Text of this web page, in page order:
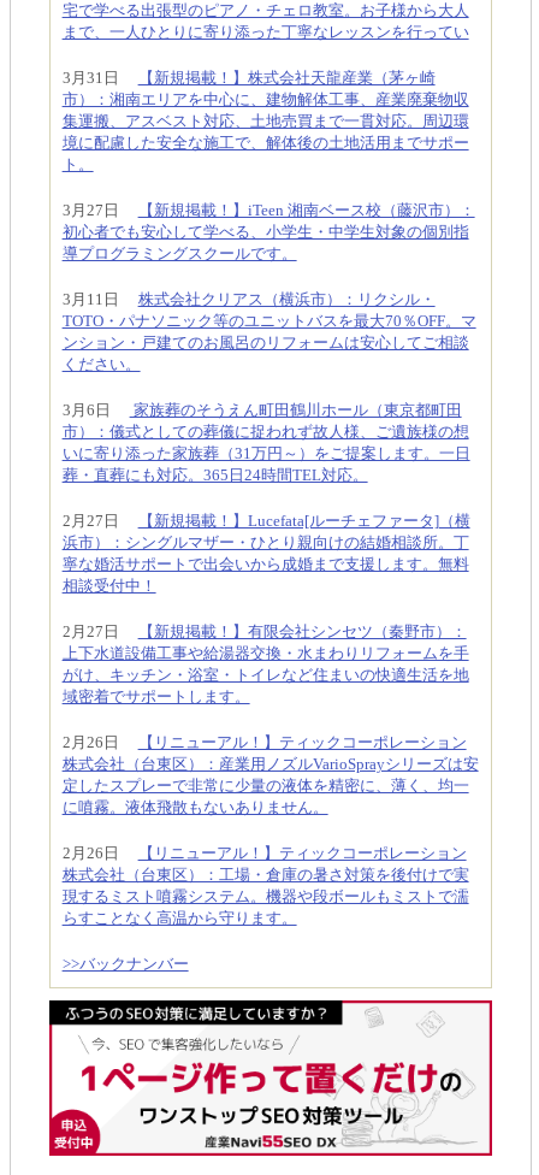
宅で学べる出張型のピアノ・チェロ教室。お子様から大人
まで、一人ひとりに寄り添った丁寧なレッスンを行ってい
3月31日
【新規掲載！】株式会社天龍産業（茅ヶ崎
市）：湘南エリアを中心に、建物解体工事、産業廃棄物収
集運搬、アスベスト対応、土地売買まで一貫対応。周辺環
境に配慮した安全な施工で、解体後の土地活用までサポー
ト。
3月27日
【新規掲載！】iTeen 湘南ベース校（藤沢市）：
初心者でも安心して学べる、小学生・中学生対象の個別指
導プログラミングスクールです。
3月11日 株式会社クリアス（横浜市）：リクシル・
TOTO・パナソニック等のユニットバスを最大70％OFF。マ
ンション・戸建てのお風呂のリフォームは安心してご相談
ください。
3月6日
家族葬のそうえん町田鶴川ホール（東京都町田
市）：儀式としての葬儀に捉われず故人様、ご遺族様の想
いに寄り添った家族葬（31万円～）をご提案します。一日
葬・直葬にも対応。365日24時間TEL対応。
2月27日
【新規掲載！】Lucefata[ルーチェファータ]（横
浜市）：シングルマザー・ひとり親向けの結婚相談所。丁
寧な婚活サポートで出会いから成婚まで支援します。無料
相談受付中！
2月27日
【新規掲載！】有限会社シンセツ（秦野市）：
上下水道設備工事や給湯器交換・水まわりリフォームを手
がけ、キッチン・浴室・トイレなど住まいの快適生活を地
域密着でサポートします。
2月26日
【リニューアル！】ティックコーポレーション
株式会社（台東区）：産業用ノズルVarioSprayシリーズは安
定したスプレーで非常に少量の液体を精密に、薄く、均一
に噴霧。液体飛散もないありません。
2月26日
【リニューアル！】ティックコーポレーション
株式会社（台東区）：工場・倉庫の暑さ対策を後付けで実
現するミスト噴霧システム。機器や段ボールもミストで濡
らすことなく高温から守ります。
>>バックナンバー